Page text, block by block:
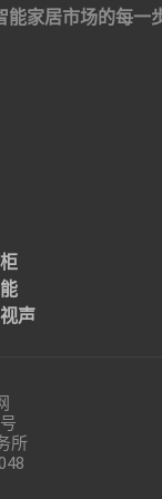
能家居市场的每一
声
号
所